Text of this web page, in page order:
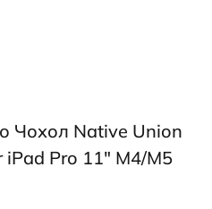
Чохол Native Union
Pro 11" M4/M5